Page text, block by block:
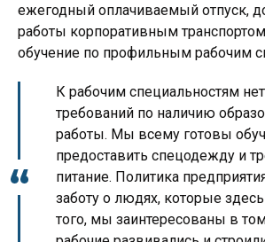
ежегодный оплачиваемый отпуск,
работы корпоративным
обучение по профильным рабочим
К рабочим специальностям
требований по наличию
работы. Мы всему готовы
предоставить спецодежду и
питание. Политика
заботу о людях, которые
того, мы заинтересованы в